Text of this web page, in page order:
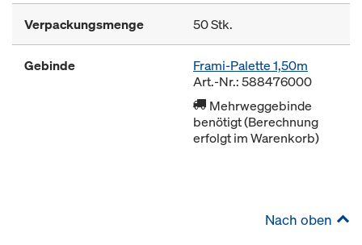
Verpackungsmenge 50 Stk.
Gebinde
Frami-Palette 1,50m
Art.-Nr.: 588476000
Mehrweggebinde
benötigt (Berechnung
erfolgt im Warenkorb)
Nach oben